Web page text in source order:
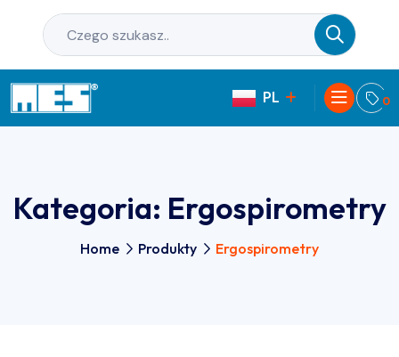
0
PL
EN
Kategoria: Ergospirometry
Home Produkty Ergospirometry